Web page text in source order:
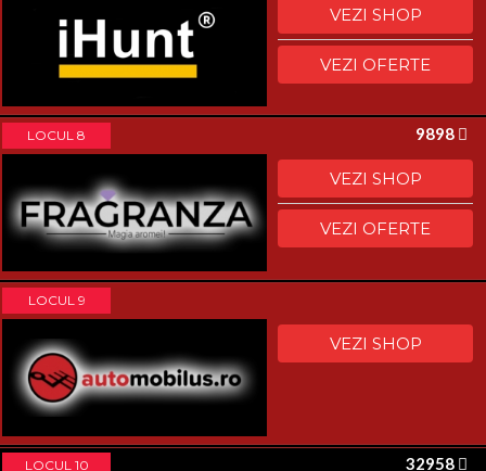
VEZI SHOP
VEZI OFERTE
LOCUL 8 9898
VEZI SHOP
VEZI OFERTE
LOCUL 9
VEZI SHOP
LOCUL 10 32958